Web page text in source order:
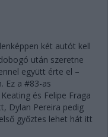
két autót kell
után szeretne
együtt érte el –
Ez a #83-as
és Felipe Fraga
Dylan Pereira pedig
győztes lehet hát itt